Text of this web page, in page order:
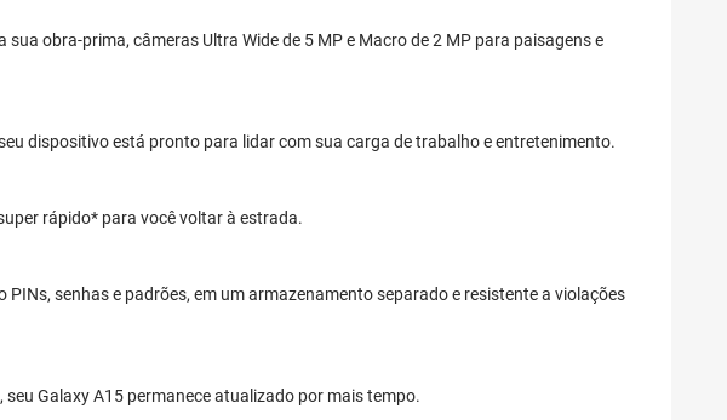
obra-prima, câmeras Ultra Wide de 5 MP e Macro de 2 MP para paisagens e
dispositivo está pronto para lidar com sua carga de trabalho e entretenimento.
rápido* para você voltar à estrada.
senhas e padrões, em um armazenamento separado e resistente a violações
Galaxy A15 permanece atualizado por mais tempo.